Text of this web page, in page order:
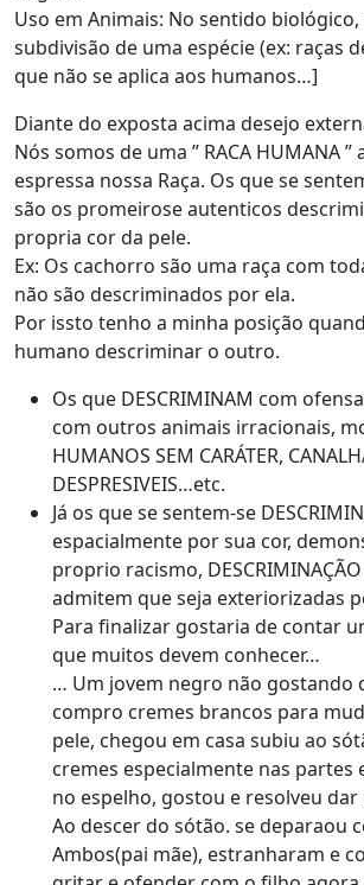
Uso em Animais: No sentido biológico,
subdivisão de uma espécie (ex: raças
que não se aplica aos humanos…]
Diante do exposta acima desejo
Nós somos de uma ” RACA HUMANA
espressa nossa Raça. Os que se
são os promeirose autenticos
propria cor da pele.
Ex: Os cachorro são uma raça com
não são descriminados por ela.
Por issto tenho a minha posição
humano descriminar o outro.
Os que DESCRIMINAM com
com outros animais irracionais,
HUMANOS SEM CARÁTER,
DESPRESIVEIS…etc.
Já os que se sentem-se
espacialmente por sua cor,
proprio racismo,
admitem que seja exteriorizadas
Para finalizar gostaria de contar
que muitos devem conhecer…
… Um jovem negro não gostando
compro cremes brancos para
pele, chegou em casa subiu ao
cremes especialmente nas partes
no espelho, gostou e resolveu dar
Ao descer do sótão. se deparaou
Ambos(pai mãe), estranharam e